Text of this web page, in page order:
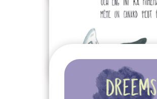
2024
Leo, ici et